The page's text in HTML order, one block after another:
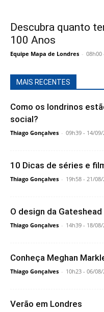
Descubra quanto
100 Anos
Equipe Mapa de Londres - 08h00
MAIS RECENTES
Como os londrinos
social?
Thiago Gonçalves - 09h39 - 14/09/
10 Dicas de séries e
Thiago Gonçalves - 19h58 - 21/08/
O design da
Thiago Gonçalves - 14h39 - 18/08/
Conheça Meghan
Thiago Gonçalves - 10h23 - 06/08/
Verão em Londres